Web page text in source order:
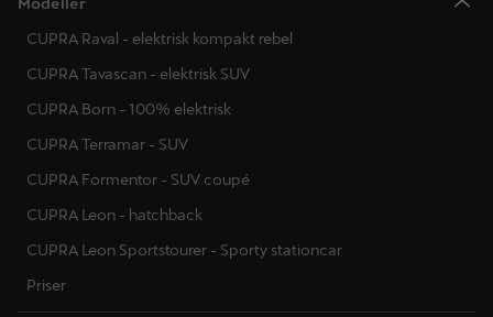
CUPRA Raval - elektrisk kompakt rebel
CUPRA Tavascan - elektrisk SUV
CUPRA Born - 100% elektrisk
CUPRA Terramar - SUV
CUPRA Formentor - SUV coupé
CUPRA Leon - hatchback
CUPRA Leon Sportstourer - Sporty stationcar
Priser